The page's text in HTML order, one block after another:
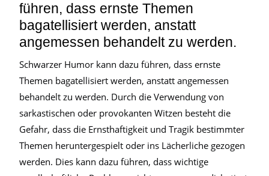
führen, dass ernste Themen
bagatellisiert werden, anstatt
angemessen behandelt zu werden.
Schwarzer Humor kann dazu führen, dass ernste
Themen bagatellisiert werden, anstatt angemessen
behandelt zu werden. Durch die Verwendung von
sarkastischen oder provokanten Witzen besteht die
Gefahr, dass die Ernsthaftigkeit und Tragik bestimmter
Themen heruntergespielt oder ins Lächerliche gezogen
werden. Dies kann dazu führen, dass wichtige